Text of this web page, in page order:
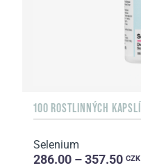
100 ROSTLINNÝCH KAPSLÍ
Selenium
286.00 – 357.50 CZK